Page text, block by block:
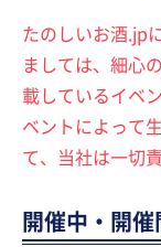
たのしいお酒.jp
ましては、細心
載しているイベ
ベントによって
て、当社は一切
開催中・開